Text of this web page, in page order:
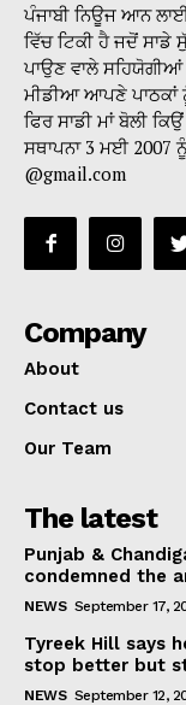
ਪੰਜਾਬੀ ਨਿਊਜ ਆਨ
ਵਿੱਚ ਟਿਕੀ ਹੈ ਜਦੋਂ ਸਾਡੇ
ਪਾਉਣ ਵਾਲੇ
ਮੀਡੀਆ ਆਪਣੇ ਪਾਠਕਾਂ
ਫਿਰ ਸਾਡੀ ਮਾਂ ਬੋਲੀ
ਸਥਾਪਨਾ 3 ਮਈ 2007
@gmail.com
Company
About
Contact us
Our Team
The latest
Punjab &
condemned the
NEWS September 17,
Tyreek Hill says
stop better but
NEWS September 12,